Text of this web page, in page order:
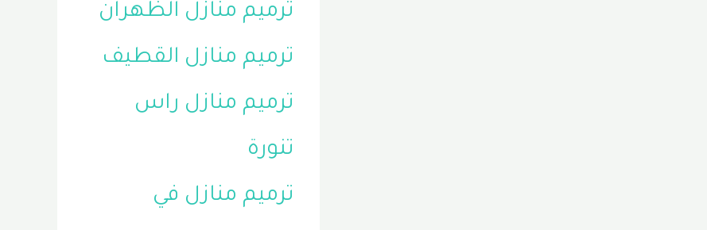
ترميم منازل الظهران
ترميم منازل القطيف
ترميم منازل راس
تنورة
ترميم منازل في